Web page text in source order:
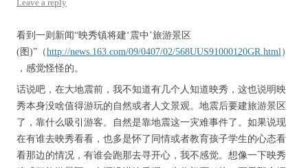
Leave a reply
看到一则新闻“映秀镇将建‘震中’旅游景区
(图)”（http://news.163.com/09/0407/02/568UUS91000120GR.html）
，感觉怪怪的。
话说吧，在大地震前，我不知道有几个人知道映秀，这也说明映
秀本身没啥值得游玩的自然或者人文景观。地震后要建旅游景区
了，靠什么吸引游客。自然是靠地震这一灾难事件了。如果说现
在有谁去映秀看看，也多是怀了同情或者教育孩子学生的心态看
看那边的情况，有谁会跑那去寻开心，我不感觉。想像一下映秀